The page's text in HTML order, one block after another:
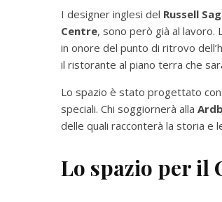
I designer inglesi del Russell
Centre, sono però già al lavoro.
in onore del punto di ritrovo
il ristorante al piano terra che
Lo spazio è stato progettato con
speciali. Chi soggiornerà alla
delle quali racconterà la storia e
Lo spazio per il